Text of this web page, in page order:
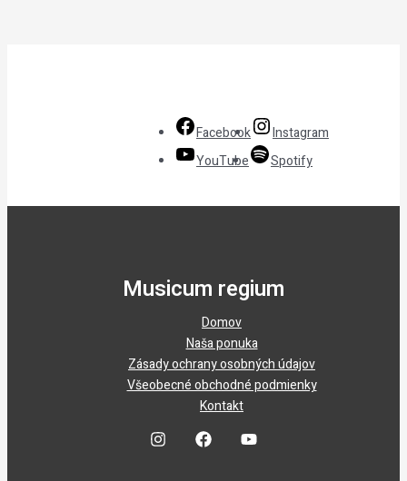
Facebook
Instagram
YouTube
Spotify
Musicum regium
Domov
Naša ponuka
Zásady ochrany osobných údajov
Všeobecné obchodné podmienky
Kontakt